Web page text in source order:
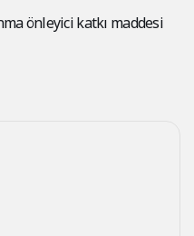
önleyici katkı maddesi